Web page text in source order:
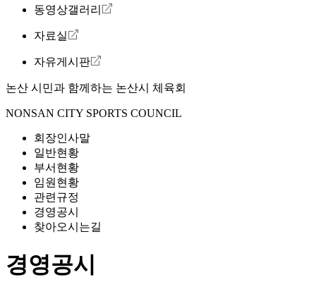
동영상갤러리
자료실
자유게시판
논산 시민과 함께하는 논산시 체육회
NONSAN CITY SPORTS COUNCIL
회장인사말
일반현황
부서현황
임원현황
관련규정
경영공시
찾아오시는길
경영공시